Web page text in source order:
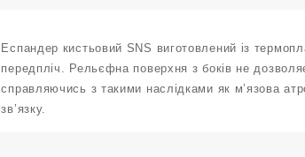
Еспандер кистьовий SNS виготовлений із
передпліч. Рельєфна поверхня з боків не
справляючись з такими наслідками як м’язова
зв’язку.